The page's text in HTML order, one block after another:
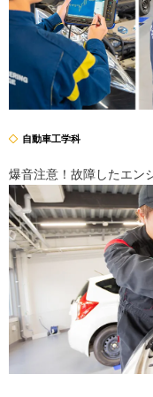
自動車工学科
爆音注意！故障したエン